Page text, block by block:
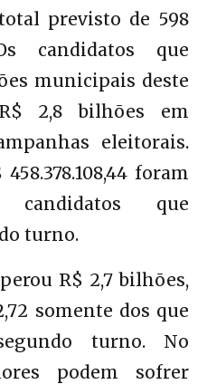
previsto de 598
candidatos que
municipais deste
2,8 bilhões em
eleitorais.
foram
candidatos que
turno.
R$ 2,7 bilhões,
somente dos que
turno. No
podem sofrer